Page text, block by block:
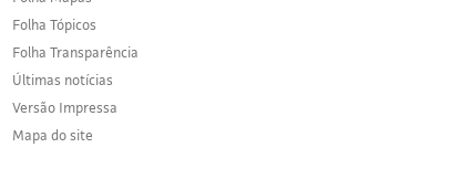
Folha Tópicos
Folha Transparência
Últimas notícias
Versão Impressa
Mapa do site